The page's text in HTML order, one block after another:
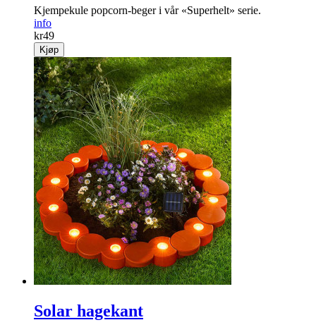
Kjempekule popcorn-beger i vår «Superhelt» serie.
info
kr49
Kjøp
Solar hagekant